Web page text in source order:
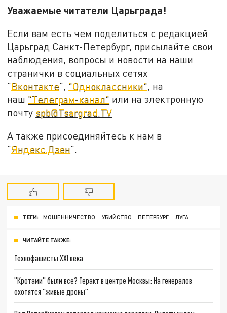
Уважаемые читатели Царьграда!
Если вам есть чем поделиться с редакцией
Царьград Санкт-Петербург, присылайте свои
наблюдения, вопросы и новости на наши
странички в социальных сетях
"Вконтакте", "Одноклассники", на
наш "Телеграм-канал" или на электронную
почту spb@Tsargrad.TV
А также присоединяйтесь к нам в
"Яндекс.Дзен".
ТЕГИ: МОШЕННИЧЕСТВО УБИЙСТВО ПЕТЕРБУРГ ЛУГА
ЧИТАЙТЕ ТАКЖЕ:
Технофашисты XXI века
"Кротами" были все? Теракт в центре Москвы: На генералов
охотятся "живые дроны"